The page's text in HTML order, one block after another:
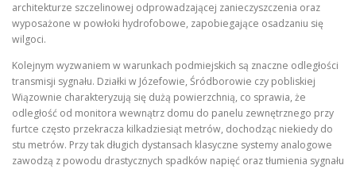
architekturze szczelinowej odprowadzającej zanieczyszczenia oraz
wyposażone w powłoki hydrofobowe, zapobiegające osadzaniu się
wilgoci.
Kolejnym wyzwaniem w warunkach podmiejskich są znaczne odległości
transmisji sygnału. Działki w Józefowie, Śródborowie czy pobliskiej
Wiązownie charakteryzują się dużą powierzchnią, co sprawia, że
odległość od monitora wewnątrz domu do panelu zewnętrznego przy
furtce często przekracza kilkadziesiąt metrów, dochodząc niekiedy do
stu metrów. Przy tak długich dystansach klasyczne systemy analogowe
zawodzą z powodu drastycznych spadków napięć oraz tłumienia sygnału